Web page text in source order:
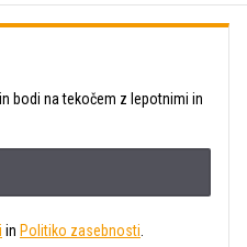
bodi na tekočem z lepotnimi in
in Politiko zasebnosti.